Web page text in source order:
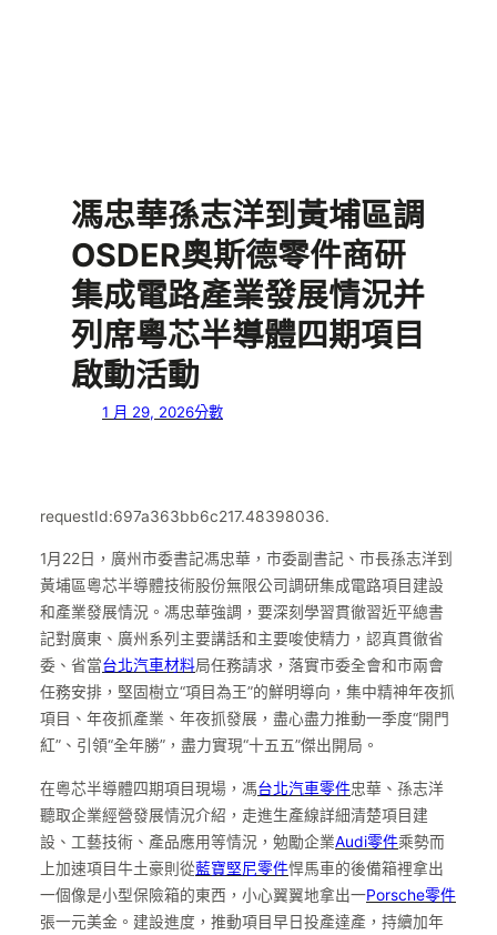
馮忠華孫志洋到黃埔區調
OSDER奧斯德零件商研
集成電路產業發展情況并
列席粵芯半導體四期項目
啟動活動
1 月 29, 2026分數
requestId:697a363bb6c217.48398036.
1月22日，廣州市委書記馮忠華，市委副書記、市長孫志洋到
黃埔區粵芯半導體技術股份無限公司調研集成電路項目建設
和產業發展情況。馮忠華強調，要深刻學習貫徹習近平總書
記對廣東、廣州系列主要講話和主要唆使精力，認真貫徹省
委、省當台北汽車材料局任務請求，落實市委全會和市兩會
任務安排，堅固樹立“項目為王”的鮮明導向，集中精神年夜抓
項目、年夜抓產業、年夜抓發展，盡心盡力推動一季度“開門
紅”、引領“全年勝”，盡力實現“十五五”傑出開局。
在粵芯半導體四期項目現場，馮台北汽車零件忠華、孫志洋
聽取企業經營發展情況介紹，走進生產線詳細清楚項目建
設、工藝技術、產品應用等情況，勉勵企業Audi零件乘勢而
上加速項目牛土豪則從藍寶堅尼零件悍馬車的後備箱裡拿出
一個像是小型保險箱的東西，小心翼翼地拿出一Porsche零件
張一元美金。建設進度，推動項目早日投產達產，持續加年